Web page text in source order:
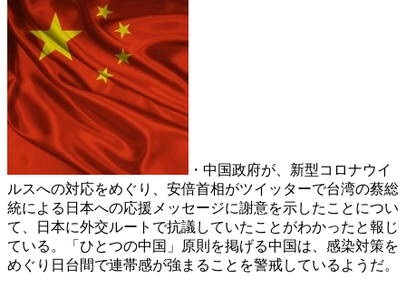
・中国政府が、新型コロナウイ
ルスへの対応をめぐり、安倍首相がツイッターで台湾の蔡総
統による日本への応援メッセージに謝意を示したことについ
て、日本に外交ルートで抗議していたことがわかったと報じ
ている。「ひとつの中国」原則を掲げる中国は、感染対策を
めぐり日台間で連帯感が強まることを警戒しているようだ。